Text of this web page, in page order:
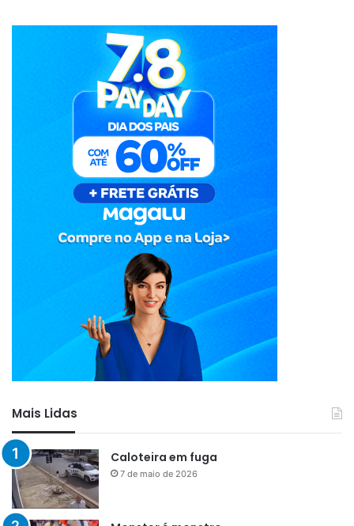
Mais Lidas
Caloteira em fuga
7 de maio de 2026